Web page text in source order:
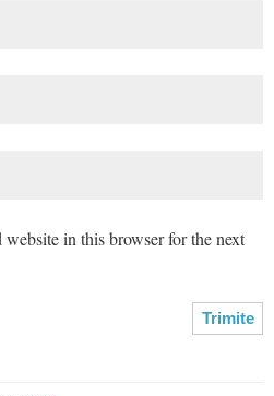
in this browser for the next